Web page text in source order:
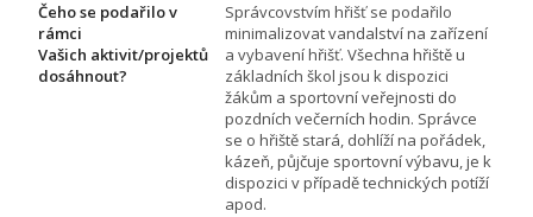
Čeho se podařilo v
rámci
Vašich aktivit/projektů
dosáhnout?
Správcovstvím hřišť se podařilo
minimalizovat vandalství na zařízení
a vybavení hřišť. Všechna hřiště u
základních škol jsou k dispozici
žákům a sportovní veřejnosti do
pozdních večerních hodin. Správce
se o hřiště stará, dohlíží na pořádek,
kázeň, půjčuje sportovní výbavu, je k
dispozici v případě technických potíží
apod.